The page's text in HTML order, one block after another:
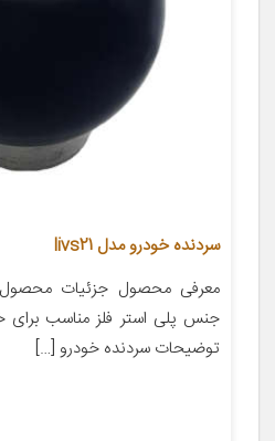
سردنده خودرو مدل livs21
جنس پلی استر فلز مناسب برای
توضیحات سردنده خودرو […]